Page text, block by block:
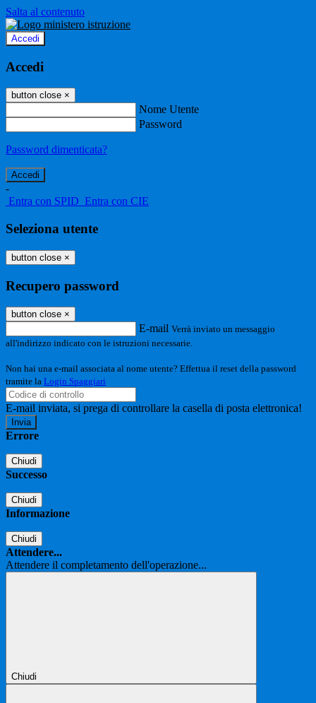
Salta al contenuto
Accedi
Accedi
button close ×
Nome Utente
Password
Password dimenticata?
-
Entra con SPID Entra con CIE
Seleziona utente
button close ×
Recupero password
button close ×
E-mail Verrà inviato un messaggio
all'indirizzo indicato con le istruzioni necessarie.
Non hai una e-mail associata al nome utente? Effettua il reset della password
tramite la Login Spaggiari
E-mail inviata, si prega di controllare la casella di posta elettronica!
Errore
Chiudi
Successo
Chiudi
Informazione
Chiudi
Attendere...
Attendere il completamento dell'operazione...
Chiudi